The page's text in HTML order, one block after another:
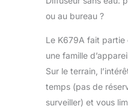
marques/
fabriqué à
d'ambiance
également
ou au bureau ?
Le K679A fait partie
une famille
Sur le terrain,
temps (pas de
surveiller) et vous